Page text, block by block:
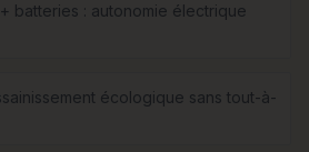
batteries : autonomie électrique
écologique sans tout-à-